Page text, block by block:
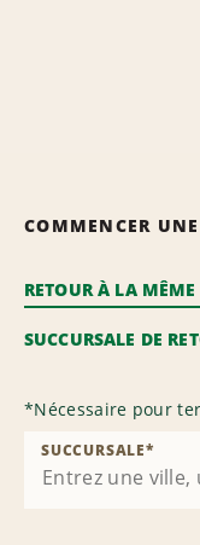
COMMENCER
RETOUR À LA MÊME
SUCCURSALE DE
*Nécessaire pour
SUCCURSALE*